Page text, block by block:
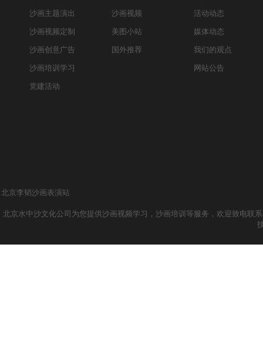
沙画主题演出
沙画视频定制
沙画创意广告
沙画培训学习
党建活动
沙画视频
美图小站
国外推荐
活动动态
媒体动态
我们的观点
网站公告
北京李韬沙画表演站
北京水中沙文化公司为您提供沙画视频学习，沙画培训等服务，欢迎致电联